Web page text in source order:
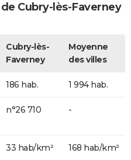
Cubry-lès-Faverney
Cubry-lès-
Faverney
Moyenne
des villes
186 hab. 1 994 hab.
n°26 710 -
33 hab/km² 168 hab/km²